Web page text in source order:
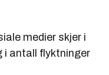
medier skjer i
i antall flyktninger